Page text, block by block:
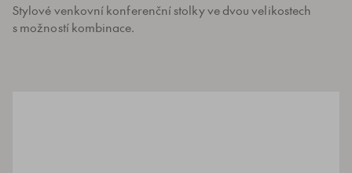
Stylové venkovní konferenční stolky ve dvou velikostech
s možností kombinace.